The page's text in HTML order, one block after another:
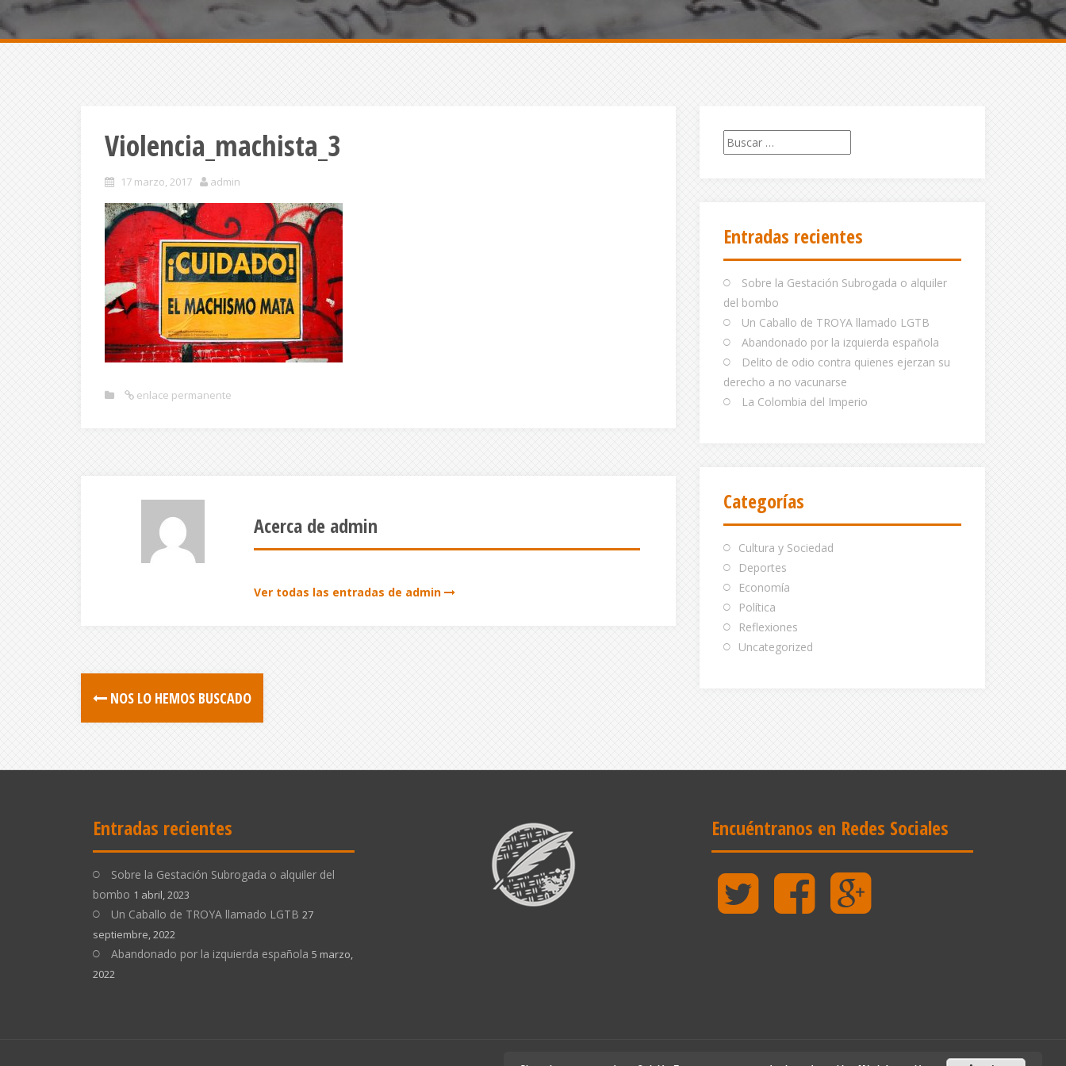
Violencia_machista_3
17 marzo, 2017 admin
enlace permanente
Acerca de admin
Ver todas las entradas de admin
NOS LO HEMOS BUSCADO
Buscar:
Entradas recientes
Sobre la Gestación Subrogada o alquiler
del bombo
Un Caballo de TROYA llamado LGTB
Abandonado por la izquierda española
Delito de odio contra quienes ejerzan su
derecho a no vacunarse
La Colombia del Imperio
Categorías
Cultura y Sociedad
Deportes
Economía
Política
Reflexiones
Uncategorized
Entradas recientes
Sobre la Gestación Subrogada o alquiler del
bombo 1 abril, 2023
Un Caballo de TROYA llamado LGTB 27
septiembre, 2022
Abandonado por la izquierda española 5 marzo,
2022
Encuéntranos en Redes Sociales
Twitter Facebook
Google